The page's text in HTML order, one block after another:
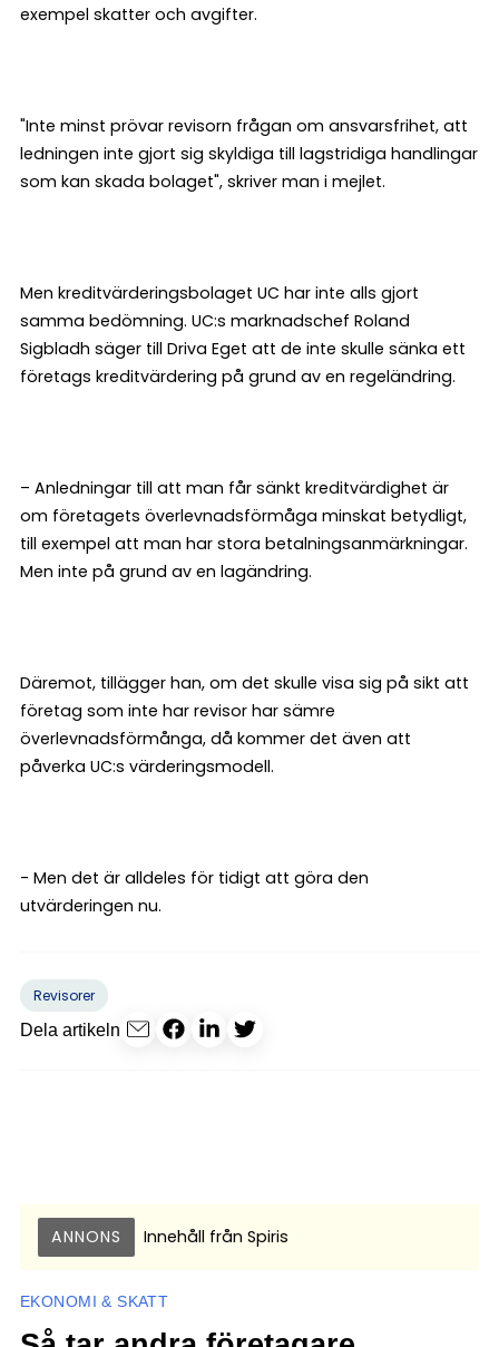
exempel skatter och avgifter.
"Inte minst prövar revisorn frågan om ansvarsfrihet, att
ledningen inte gjort sig skyldiga till lagstridiga handlingar
som kan skada bolaget", skriver man i mejlet.
Men kreditvärderingsbolaget UC har inte alls gjort
samma bedömning. UC:s marknadschef Roland
Sigbladh säger till Driva Eget att de inte skulle sänka ett
företags kreditvärdering på grund av en regeländring.
– Anledningar till att man får sänkt kreditvärdighet är
om företagets överlevnadsförmåga minskat betydligt,
till exempel att man har stora betalningsanmärkningar.
Men inte på grund av en lagändring.
Däremot, tillägger han, om det skulle visa sig på sikt att
företag som inte har revisor har sämre
överlevnadsförmånga, då kommer det även att
påverka UC:s värderingsmodell.
- Men det är alldeles för tidigt att göra den
utvärderingen nu.
Revisorer
Dela artikeln
ANNONS Innehåll från Spiris
EKONOMI & SKATT